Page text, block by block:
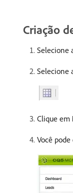
Criação
Selecione
Selecione
Clique em
Você